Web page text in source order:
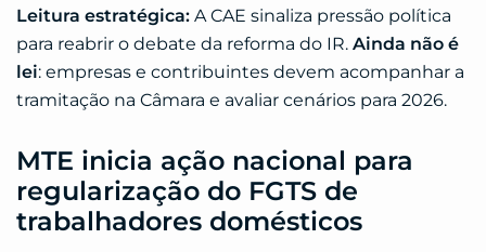
Leitura estratégica: A CAE sinaliza pressão política
para reabrir o debate da reforma do IR. Ainda não é
lei: empresas e contribuintes devem acompanhar a
tramitação na Câmara e avaliar cenários para 2026.
MTE inicia ação nacional para
regularização do FGTS de
trabalhadores domésticos